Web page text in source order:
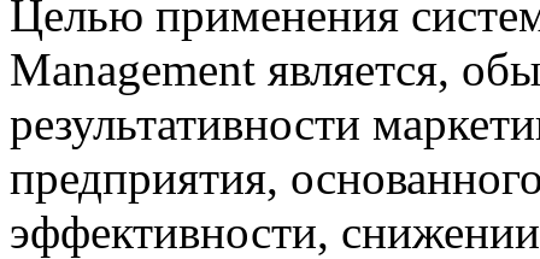
Целью применения
Management является,
результативности
предприятия,
эффективности,